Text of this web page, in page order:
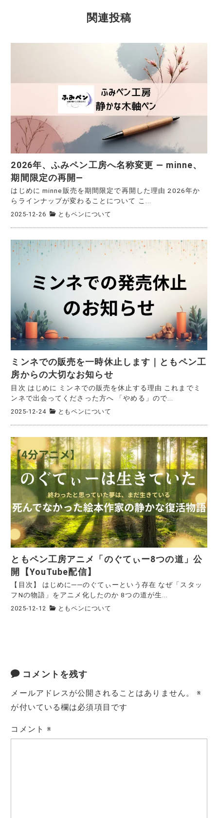
o
e
関連投稿
2026年、ふみペン工房へ名称変更 ― minne、
期間限定の再開―
はじめに minne販売を期間限定で再開した理由 2026年か
らラインナップが変わることについて こ...
2025-12-26 ともペンについて
ミンネでの販売を一時休止します｜ともペン工
房からの大切なお知らせ
目次 はじめに ミンネでの販売を休止する理由 これまでミ
ンネで出会ってくださった方へ 「やめる」ので...
2025-12-24 ともペンについて
ともペン工房アニメ「のぐてぃー8つの道」公
開【YouTube配信】
【目次】 はじめに──のぐてぃーという存在 なぜ「スタッ
フNの物語」をアニメ化したのか 8つの道が生...
2025-12-12 ともペンについて
コメントを残す
メールアドレスが公開されることはありません。
※
が付いている欄は必須項目です
コメント※